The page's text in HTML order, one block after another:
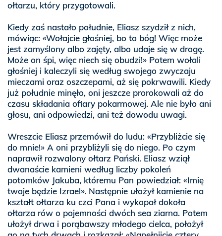
ołtarzu, który przygotowali.
Kiedy zaś nastało południe, Eliasz szydził z nich,
mówiąc: «Wołajcie głośniej, bo to bóg! Więc może
jest zamyślony albo zajęty, albo udaje się w drogę.
Może on śpi, więc niech się obudzi!» Potem wołali
głośniej i kaleczyli się według swojego zwyczaju
mieczami oraz oszczepami, aż się pokrwawili. Kiedy
już południe minęło, oni jeszcze prorokowali aż do
czasu składania ofiary pokarmowej. Ale nie było ani
głosu, ani odpowiedzi, ani też dowodu uwagi.
Wreszcie Eliasz przemówił do ludu: «Przybliżcie się
do mnie!» A oni przybliżyli się do niego. Po czym
naprawił rozwalony ołtarz Pański. Eliasz wziął
dwanaście kamieni według liczby pokoleń
potomków Jakuba, któremu Pan powiedział: «Imię
twoje będzie Izrael». Następnie ułożył kamienie na
kształt ołtarza ku czci Pana i wykopał dokoła
ołtarza rów o pojemności dwóch sea ziarna. Potem
ułożył drwa i porąbawszy młodego cielca, położył